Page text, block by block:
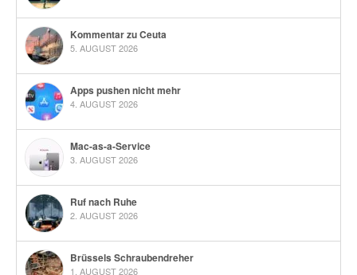
Kommentar zu Ceuta
5. AUGUST 2026
Apps pushen nicht mehr
4. AUGUST 2026
Mac-as-a-Service
3. AUGUST 2026
Ruf nach Ruhe
2. AUGUST 2026
Brüssels Schraubendreher
1. AUGUST 2026